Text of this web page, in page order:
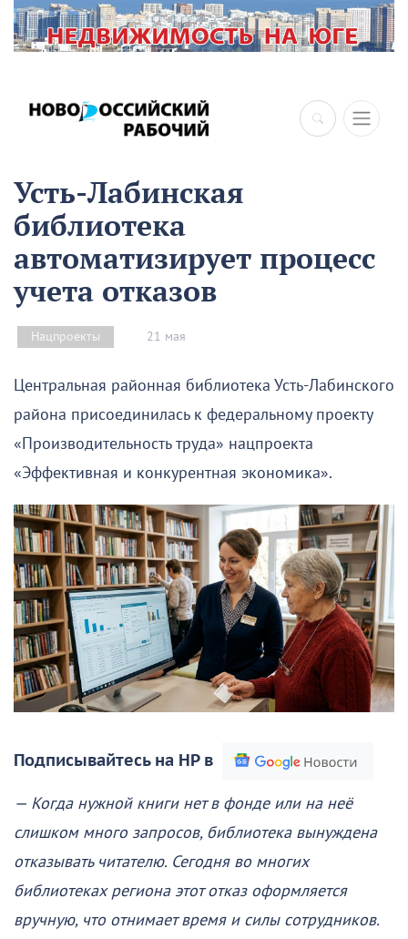
×
Усть-Лабинская
библиотека
автоматизирует процесс
учета отказов
Нацпроекты 21 мая
Центральная районная библиотека Усть-Лабинского
района присоединилась к федеральному проекту
«Производительность труда» нацпроекта
«Эффективная и конкурентная экономика».
Подписывайтесь на НР в
— Когда нужной книги нет в фонде или на неё
слишком много запросов, библиотека вынуждена
отказывать читателю. Сегодня во многих
библиотеках региона этот отказ оформляется
вручную, что отнимает время и силы сотрудников.